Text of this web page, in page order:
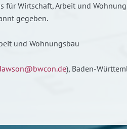
für Wirtschaft, Arbeit und
gegeben.
und Wohnungsbau
), Baden-